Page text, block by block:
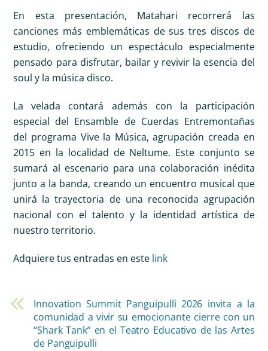
En esta presentación, Matahari recorrerá las
canciones más emblemáticas de sus tres discos de
estudio, ofreciendo un espectáculo especialmente
pensado para disfrutar, bailar y revivir la esencia del
soul y la música disco.
La velada contará además con la participación
especial del Ensamble de Cuerdas Entremontañas
del programa Vive la Música, agrupación creada en
2015 en la localidad de Neltume. Este conjunto se
sumará al escenario para una colaboración inédita
junto a la banda, creando un encuentro musical que
unirá la trayectoria de una reconocida agrupación
nacional con el talento y la identidad artística de
nuestro territorio.
Adquiere tus entradas en este link
Innovation Summit Panguipulli 2026 invita a la
comunidad a vivir su emocionante cierre con un
“Shark Tank” en el Teatro Educativo de las Artes
de Panguipulli